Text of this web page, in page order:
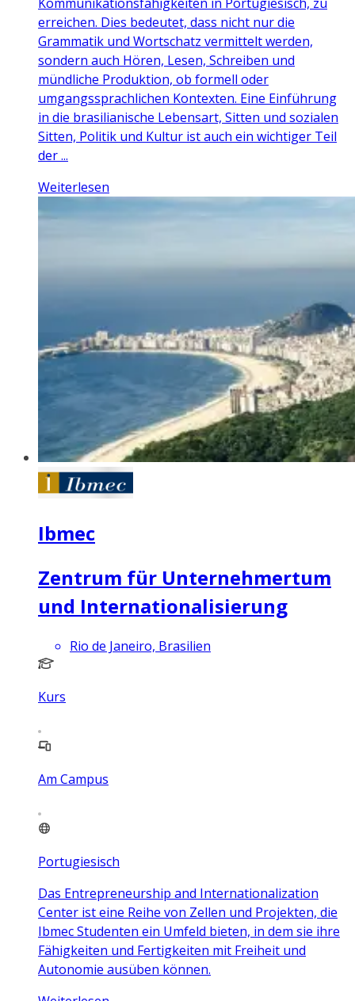
erreichen. Dies bedeutet, dass nicht nur die
Grammatik und Wortschatz vermittelt werden,
sondern auch Hören, Lesen, Schreiben und
mündliche Produktion, ob formell oder
umgangssprachlichen Kontexten. Eine Einführung
in die brasilianische Lebensart, Sitten und sozialen
Sitten, Politik und Kultur ist auch ein wichtiger Teil
der ...
Weiterlesen
Ibmec
Zentrum für Unternehmertum
und Internationalisierung
Rio de Janeiro, Brasilien
Kurs
Am Campus
Portugiesisch
Das Entrepreneurship and Internationalization
Center ist eine Reihe von Zellen und Projekten, die
Ibmec Studenten ein Umfeld bieten, in dem sie ihre
Fähigkeiten und Fertigkeiten mit Freiheit und
Autonomie ausüben können.